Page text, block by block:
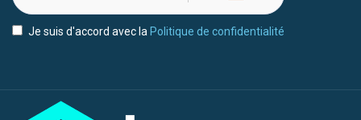
Je suis d'accord avec la Politique de confidentialité